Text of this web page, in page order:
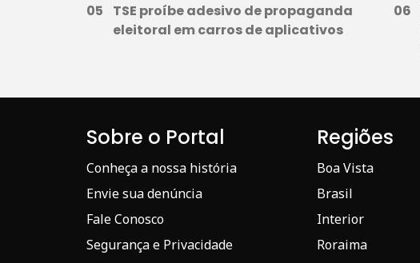
TSE proíbe adesivo de propaganda
eleitoral em carros de aplicativos
Sobre o Portal
Conheça a nossa história
Envie sua denúncia
Fale Conosco
Segurança e Privacidade
Regiões
Boa Vista
Brasil
Interior
Roraima